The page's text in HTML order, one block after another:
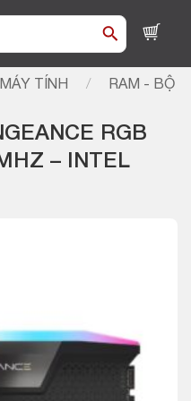
TÍNH / RAM - BỘ
RGB
– INTEL